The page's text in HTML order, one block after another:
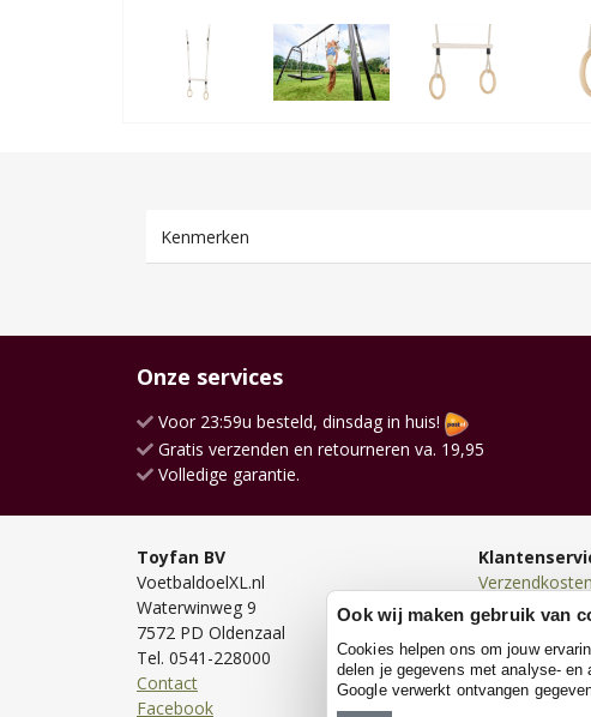
Kenmerken
Onze services
Voor 23:59u besteld, dinsdag in huis!
Gratis verzenden en retourneren va. 19,95
Volledige garantie.
Toyfan BV
VoetbaldoelXL.nl
Waterwinweg 9
7572 PD Oldenzaal
Tel. 0541-228000
Contact
Facebook
Verzendkosten
Bezorgen
Betalen
Retourneren
Ook wij maken gebruik van
Cookies helpen ons om jouw
delen je gegevens met analyse-
Google verwerkt ontvangen